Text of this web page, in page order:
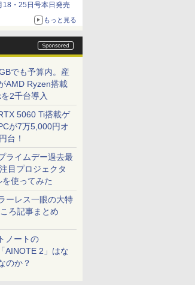
18・25日号本日発売
もっと見る
でも予算内。産
AMD Ryzen搭載
2千台導入
5060 Ti搭載ゲ
が7万5,000円オ
台！
ライムデー過去最
目プロジェクタ
使ってみた
ーレス一眼の大特
ろ記事まとめ
ノートの
AINOTE 2」はな
のか？